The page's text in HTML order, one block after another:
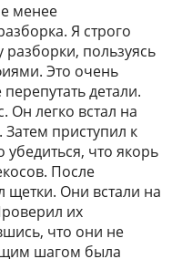
менее
Я строго
пользуясь
Это очень
детали.
Он легко встал на
Затем приступил к
что якорь
После
щетки. Они встали на
их
что они не
шагом была